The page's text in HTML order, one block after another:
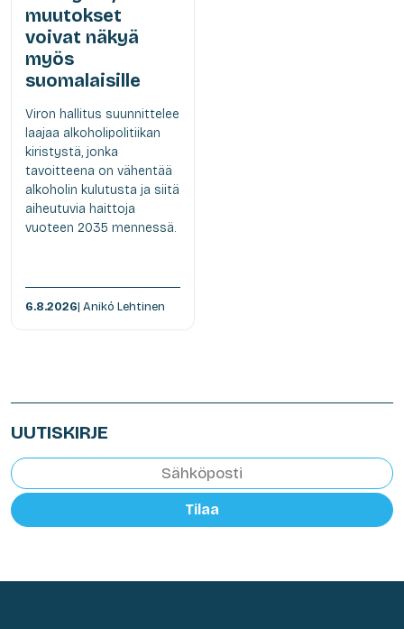
muutokset
voivat näkyä
myös
suomalaisille
Viron hallitus suunnittelee
laajaa alkoholipolitiikan
kiristystä, jonka
tavoitteena on vähentää
alkoholin kulutusta ja siitä
aiheutuvia haittoja
vuoteen 2035 mennessä.
6.8.2026| Anikó Lehtinen
UUTISKIRJE
Tilaa